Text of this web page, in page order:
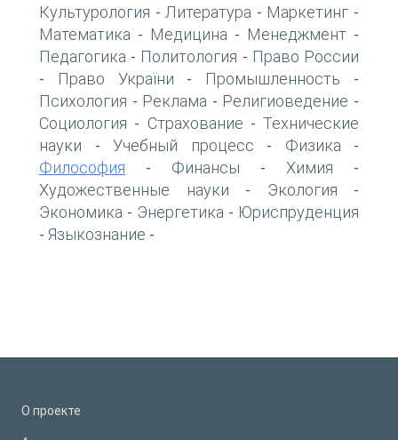
Культурология - Литература - Маркетинг -
Математика - Медицина - Менеджмент -
Педагогика - Политология - Право России
- Право України - Промышленность -
Психология - Реклама - Религиоведение -
Социология - Страхование - Технические
науки - Учебный процесс - Физика -
Философия - Финансы - Химия -
Художественные науки - Экология -
Экономика - Энергетика - Юриспруденция
- Языкознание -
О проекте